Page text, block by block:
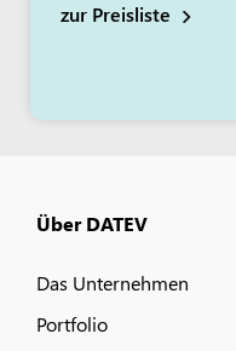
zur Preisliste
Über DATEV
Das Unternehmen
Portfolio